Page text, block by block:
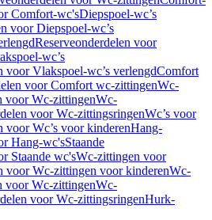
Comfort-wc'sDiepspoel-wc’s
voor Diepspoel-wc’s
Reserveonderdelen voor
wc’s
voor Vlakspoel-wc’s verlengdComfort
voor Comfort wc-zittingenWc-
voor Wc-zittingenWc-
voor Wc-zittingsringenWc’s voor
voor Wc’s voor kinderenHang-
Hang-wc'sStaande
Staande wc'sWc-zittingen voor
voor Wc-zittingen voor kinderenWc-
voor Wc-zittingenWc-
voor Wc-zittingsringenHurk-